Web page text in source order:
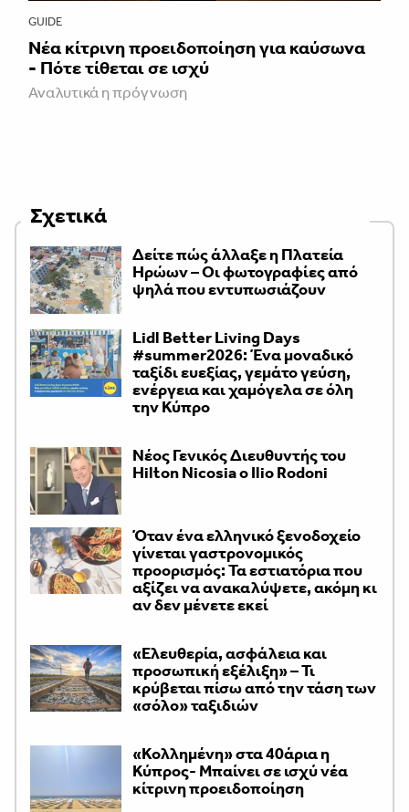
GUIDE
Νέα κίτρινη προειδοποίηση για καύσωνα
- Πότε τίθεται σε ισχύ
Αναλυτικά η πρόγνωση
Σχετικά
Δείτε πώς άλλαξε η Πλατεία
Ηρώων – Οι φωτογραφίες από
ψηλά που εντυπωσιάζουν
Lidl Better Living Days
#summer2026: Ένα μοναδικό
ταξίδι ευεξίας, γεμάτο γεύση,
ενέργεια και χαμόγελα σε όλη
την Κύπρο
Νέος Γενικός Διευθυντής του
Hilton Nicosia ο Ilio Rodoni
Όταν ένα ελληνικό ξενοδοχείο
γίνεται γαστρονομικός
προορισμός: Τα εστιατόρια που
αξίζει να ανακαλύψετε, ακόμη κι
αν δεν μένετε εκεί
«Ελευθερία, ασφάλεια και
προσωπική εξέλιξη» – Τι
κρύβεται πίσω από την τάση των
«σόλο» ταξιδιών
«Κολλημένη» στα 40άρια η
Κύπρος- Μπαίνει σε ισχύ νέα
κίτρινη προειδοποίηση